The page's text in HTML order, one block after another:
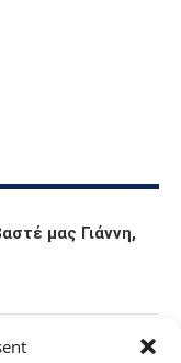
μας Γιάννη,
μπορεί να